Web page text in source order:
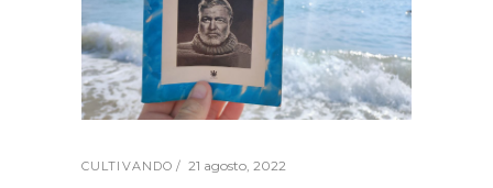
CULTIVANDO 21 agosto, 2022